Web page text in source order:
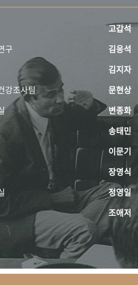
고갑석
구 김응석
김지자
강조사팀 문현상
변종화
송태민
이문기
장영식
정영일
조애저